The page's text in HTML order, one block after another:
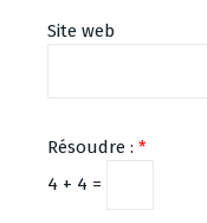
Site web
Résoudre : *
4 + 4 =